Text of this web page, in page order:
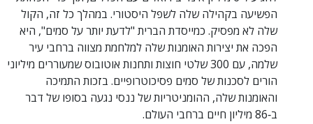
הפשיעה בקהילה שלה לשפל היסטורי. במהלך כל זה, הקול
שלה לא מפסיק. כמייסדת הברית "לדעת יותר על סמים", היא
הפכה את יצירות האומנות שלה למלחמת מצווה ברחבי עיר
שלמה, עם 300 שלטי חוצות ותחנות אוטובוס שמעוררים מיליוני
הורים לסכנות של סמים פסיכוטרופיים. בזכות התמיכה
והאומנות שלה, ההומניטריות של ננסי נגעה בסופו של דבר
ב‑86 מיליון חיים ברחבי העולם.